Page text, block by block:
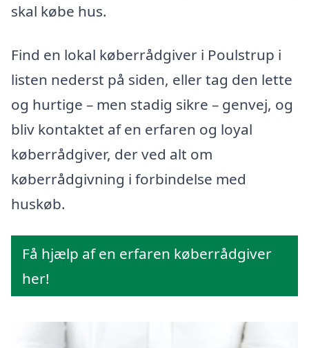
skal købe hus.
Find en lokal køberrådgiver i Poulstrup i
listen nederst på siden, eller tag den lette
og hurtige – men stadig sikre – genvej, og
bliv kontaktet af en erfaren og loyal
køberrådgiver, der ved alt om
køberrådgivning i forbindelse med
huskøb.
Få hjælp af en erfaren køberrådgiver
her!